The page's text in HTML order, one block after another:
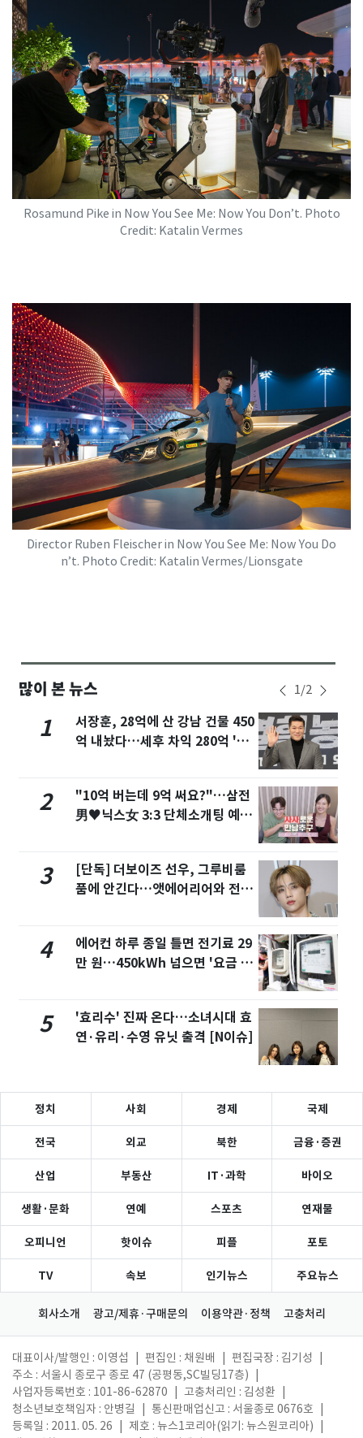
Rosamund Pike in Now You See Me: Now You Don’t. Photo
Credit: Katalin Vermes
Director Ruben Fleischer in Now You See Me: Now You Do
n’t. Photo Credit: Katalin Vermes/Lionsgate
많이 본 뉴스 1/2
1
서장훈, 28억에 산 강남 건물 450
억 내놨다…세후 차익 280억 '잭
2
"10억 버는데 9억 써요?"…삼전
男♥닉스女 3:3 단체소개팅 예능
3
[단독] 더보이즈 선우, 그루비룸
품에 안긴다…앳에어리어와 전속
4
에어컨 하루 종일 틀면 전기료 29
만 원…450kWh 넘으면 '요금 폭
5
'효리수' 진짜 온다…소녀시대 효
연·유리·수영 유닛 출격 [N이슈]
정치 사회 경제 국제
전국 외교 북한 금융·증권
산업 부동산 IT·과학 바이오
생활·문화 연예 스포츠 연재물
오피니언 핫이슈 피플 포토
TV 속보 인기뉴스 주요뉴스
회사소개 광고/제휴·구매문의 이용약관·정책 고충처리
대표이사/발행인 : 이영섭 편집인 : 채원배 편집국장 : 김기성
주소 : 서울시 종로구 종로 47 (공평동,SC빌딩17층)
사업자등록번호 : 101-86-62870
고충처리인 : 김성환
청소년보호책임자 : 안병길
통신판매업신고 : 서울종로 0676호
등록일 : 2011. 05. 26
제호 : 뉴스1코리아(읽기: 뉴스원코리아)